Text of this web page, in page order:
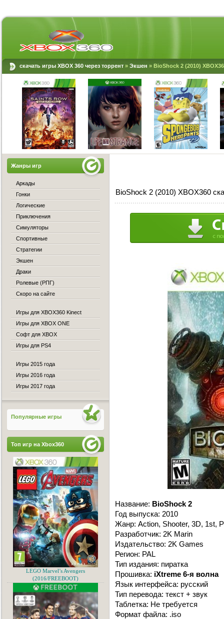
скачать игры XBOX 360 через торрент » Экшен » BioShock 2 (2010)
BioShock 2 (2010) XBOX360
Название: BioShock 2
Год выпуска: 2010
Жанр: Action, Shooter, 3D, 1st,
Разработчик: 2K Marin
Издательство: 2K Games
Регион: PAL
Тип издания: пиратка
Прошивка: iXtreme 6-я волна
Язык интерфейса: русский
Тип перевода: текст + звук
Таблетка: Не требуется
Формат файла: .iso
Жанры игр
Аркады
Гонки
Логические
Приключения
Симуляторы
Спортивные
Стратегии
Экшен
Драки
Ролевые (РПГ)
Скоро на сайте
Игры для XBOX360 Kinect
Игры для XBOX ONE
Софт для XBOX
Игры для PS4
Игры 2015 года
Игры 2016 года
Игры 2017 года
Популярные игры
Топ игр на Xbox360
LEGO Marvel’s Avengers
(2016/FREEBOOT)